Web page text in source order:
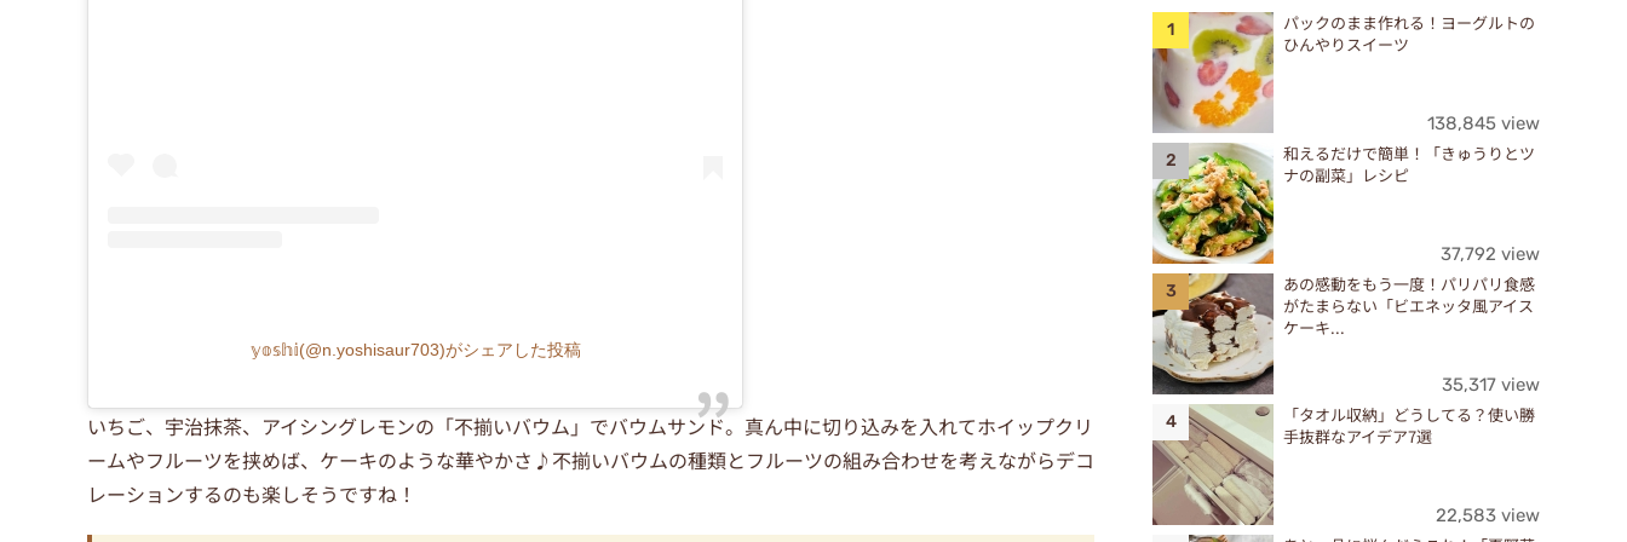
𝕪𝕠𝕤𝕙𝕚(@n.yoshisaur703)がシェアした投稿
いちご、宇治抹茶、アイシングレモンの「不揃いバウム」でバウムサンド。真ん中に切り込みを入れてホイップクリ
ームやフルーツを挟めば、ケーキのような華やかさ♪不揃いバウムの種類とフルーツの組み合わせを考えながらデコ
レーションするのも楽しそうですね！
パックのまま作れる！ヨーグルトの
ひんやりスイーツ
138,845 view
和えるだけで簡単！「きゅうりとツ
ナの副菜」レシピ
37,792 view
あの感動をもう一度！パリパリ食感
がたまらない「ビエネッタ風アイス
ケーキ...
35,317 view
「タオル収納」どうしてる？使い勝
手抜群なアイデア7選
22,583 view